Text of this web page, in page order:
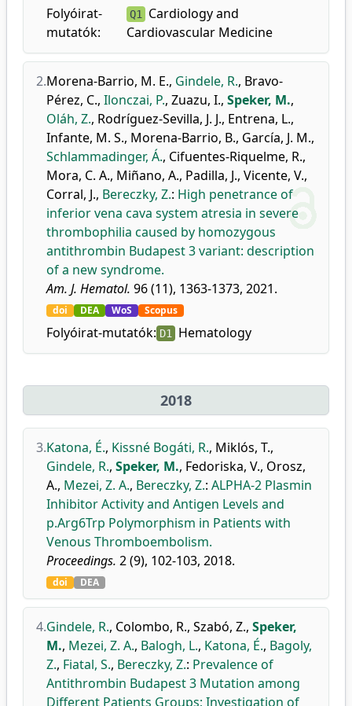
Folyóirat-
mutatók:
Q1 Cardiology and
Cardiovascular Medicine
2.Morena-Barrio, M. E., Gindele, R., Bravo-
Pérez, C., Ilonczai, P., Zuazu, I., Speker, M.,
Oláh, Z., Rodríguez-Sevilla, J. J., Entrena, L.,
Infante, M. S., Morena-Barrio, B., García, J. M.,
Schlammadinger, Á., Cifuentes-Riquelme, R.,
Mora, C. A., Miñano, A., Padilla, J., Vicente, V.,
Corral, J., Bereczky, Z.: High penetrance of
inferior vena cava system atresia in severe
thrombophilia caused by homozygous
antithrombin Budapest 3 variant: description
of a new syndrome.
Am. J. Hematol. 96 (11), 1363-1373, 2021.
doi DEA WoS Scopus
Folyóirat-mutatók: D1 Hematology
2018
3.Katona, É., Kissné Bogáti, R., Miklós, T.,
Gindele, R., Speker, M., Fedoriska, V., Orosz,
A., Mezei, Z. A., Bereczky, Z.: ALPHA-2 Plasmin
Inhibitor Activity and Antigen Levels and
p.Arg6Trp Polymorphism in Patients with
Venous Thromboembolism.
Proceedings. 2 (9), 102-103, 2018.
doi DEA
4.Gindele, R., Colombo, R., Szabó, Z., Speker,
M., Mezei, Z. A., Balogh, L., Katona, É., Bagoly,
Z., Fiatal, S., Bereczky, Z.: Prevalence of
Antithrombin Budapest 3 Mutation among
Different Patients Groups; Investigation of